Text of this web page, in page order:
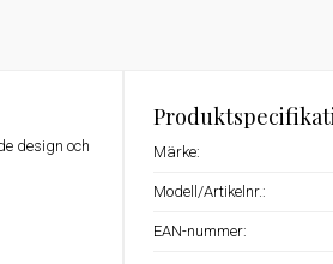
design och
Märke:
Modell/Artikelnr.:
EAN-nummer: